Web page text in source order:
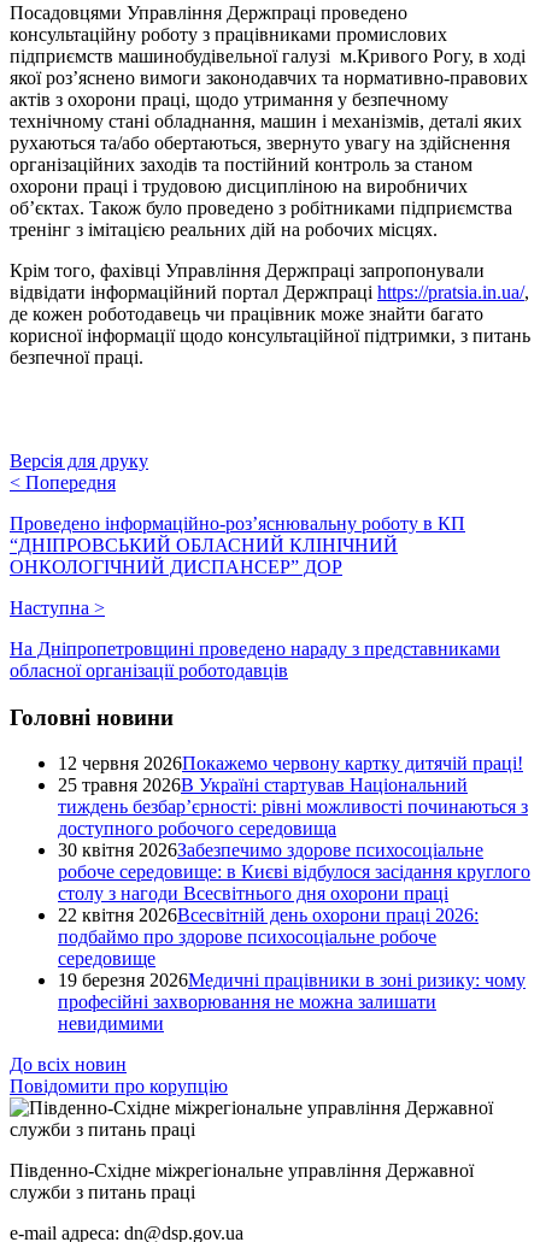
Посадовцями Управління Держпраці проведено
консультаційну роботу з працівниками промислових
підприємств машинобудівельної галузі м.Кривого Рогу, в ході
якої роз’яснено вимоги законодавчих та нормативно-правових
актів з охорони праці, щодо утримання у безпечному
технічному стані обладнання, машин і механізмів, деталі яких
рухаються та/або обертаються, звернуто увагу на здійснення
організаційних заходів та постійний контроль за станом
охорони праці і трудовою дисципліною на виробничих
об’єктах. Також було проведено з робітниками підприємства
тренінг з імітацією реальних дій на робочих місцях.
Крім того, фахівці Управління Держпраці запропонували
відвідати інформаційний портал Держпраці https://pratsia.in.ua/,
де кожен роботодавець чи працівник може знайти багато
корисної інформації щодо консультаційної підтримки, з питань
безпечної праці.
Версія для друку
< Попередня
Проведено інформаційно-роз’яснювальну роботу в КП
“ДНІПРОВСЬКИЙ ОБЛАСНИЙ КЛІНІЧНИЙ
ОНКОЛОГІЧНИЙ ДИСПАНСЕР” ДОР
Наступна >
На Дніпропетровщині проведено нараду з представниками
обласної організації роботодавців
Головні новини
12 червня 2026Покажемо червону картку дитячій праці!
25 травня 2026В Україні стартував Національний
тиждень безбар’єрності: рівні можливості починаються з
доступного робочого середовища
30 квітня 2026Забезпечимо здорове психосоціальне
робоче середовище: в Києві відбулося засідання круглого
столу з нагоди Всесвітнього дня охорони праці
22 квітня 2026Всесвітній день охорони праці 2026:
подбаймо про здорове психосоціальне робоче
середовище
19 березня 2026Медичні працівники в зоні ризику: чому
професійні захворювання не можна залишати
невидимими
До всіх новин
Повідомити про корупцію
Південно-Східне міжрегіональне управління Державної
служби з питань праці
e-mail адреса: dn@dsp.gov.ua